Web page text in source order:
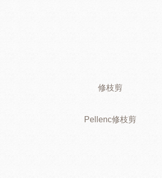
修枝剪
Pellenc修枝剪